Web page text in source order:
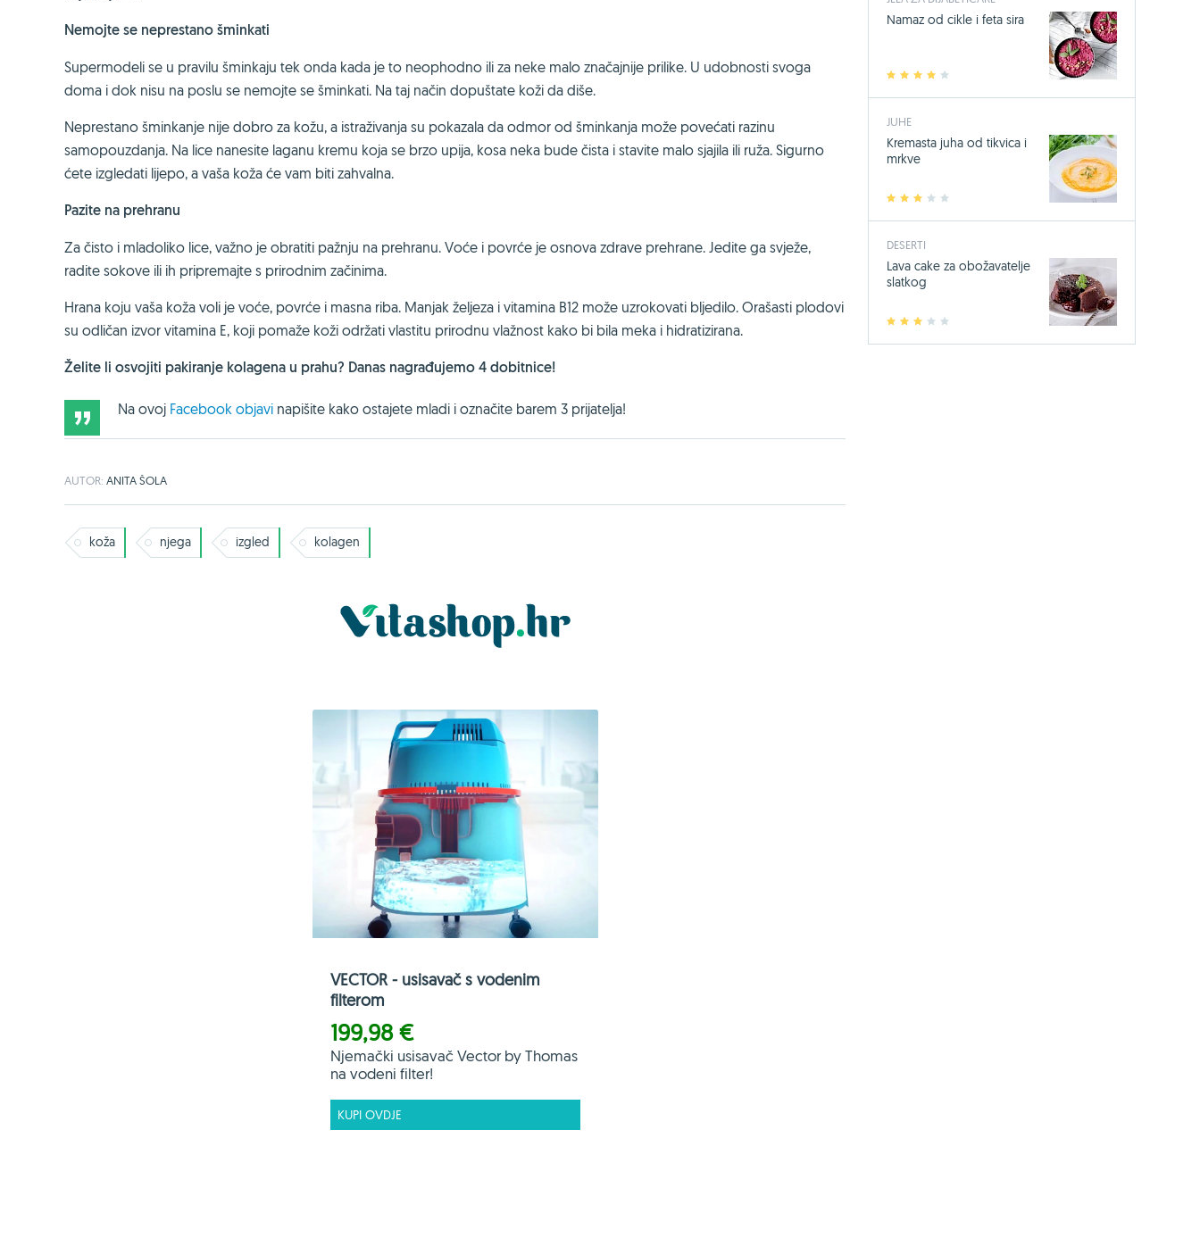
Nemojte se neprestano šminkati
Supermodeli se u pravilu šminkaju tek onda kada je to neophodno ili za neke malo značajnije prilike. U udobnosti svoga
doma i dok nisu na poslu se nemojte se šminkati. Na taj način dopuštate koži da diše.
Neprestano šminkanje nije dobro za kožu, a istraživanja su pokazala da odmor od šminkanja može povećati razinu
samopouzdanja. Na lice nanesite laganu kremu koja se brzo upija, kosa neka bude čista i stavite malo sjajila ili ruža. Sigurno
ćete izgledati lijepo, a vaša koža će vam biti zahvalna.
Pazite na prehranu
Za čisto i mladoliko lice, važno je obratiti pažnju na prehranu. Voće i povrće je osnova zdrave prehrane. Jedite ga svježe,
radite sokove ili ih pripremajte s prirodnim začinima.
Hrana koju vaša koža voli je voće, povrće i masna riba. Manjak željeza i vitamina B12 može uzrokovati bljedilo. Orašasti plodovi
su odličan izvor vitamina E, koji pomaže koži održati vlastitu prirodnu vlažnost kako bi bila meka i hidratizirana.
Želite li osvojiti pakiranje kolagena u prahu? Danas nagrađujemo 4 dobitnice!
Na ovoj Facebook objavi napišite kako ostajete mladi i označite barem 3 prijatelja!
AUTOR: ANITA ŠOLA
koža njega izgled kolagen
VECTOR - usisavač s vodenim
filterom
199,98 €
Njemački usisavač Vector by Thomas
na vodeni filter!
KUPI OVDJE
2 3 4
Namaz od cikle i feta sira
JUHE
2 3 4
Kremasta juha od tikvica i
mrkve
DESERTI
2 3 4
Lava cake za obožavatelje
slatkog